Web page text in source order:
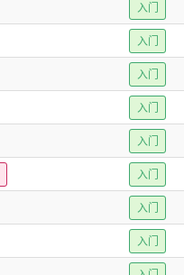
入门
入门
入门
入门
入门
入门
入门
入门